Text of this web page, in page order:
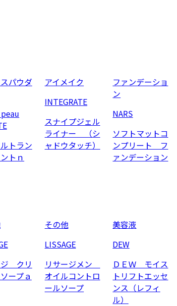
パウダ
トラン
トｎ
アイメイク
INTEGRATE
スナイプジェル
ライナー （シ
ャドウタッチ）
ファンデーショ
ン
NARS
ソフトマットコ
ンプリート フ
ァンデーション
ジ クリ
ープａ
その他
LISSAGE
リサージメン
オイルコントロ
ールソープ
美容液
DEW
ＤＥＷ モイス
トリフトエッセ
ンス（レフィ
ル）